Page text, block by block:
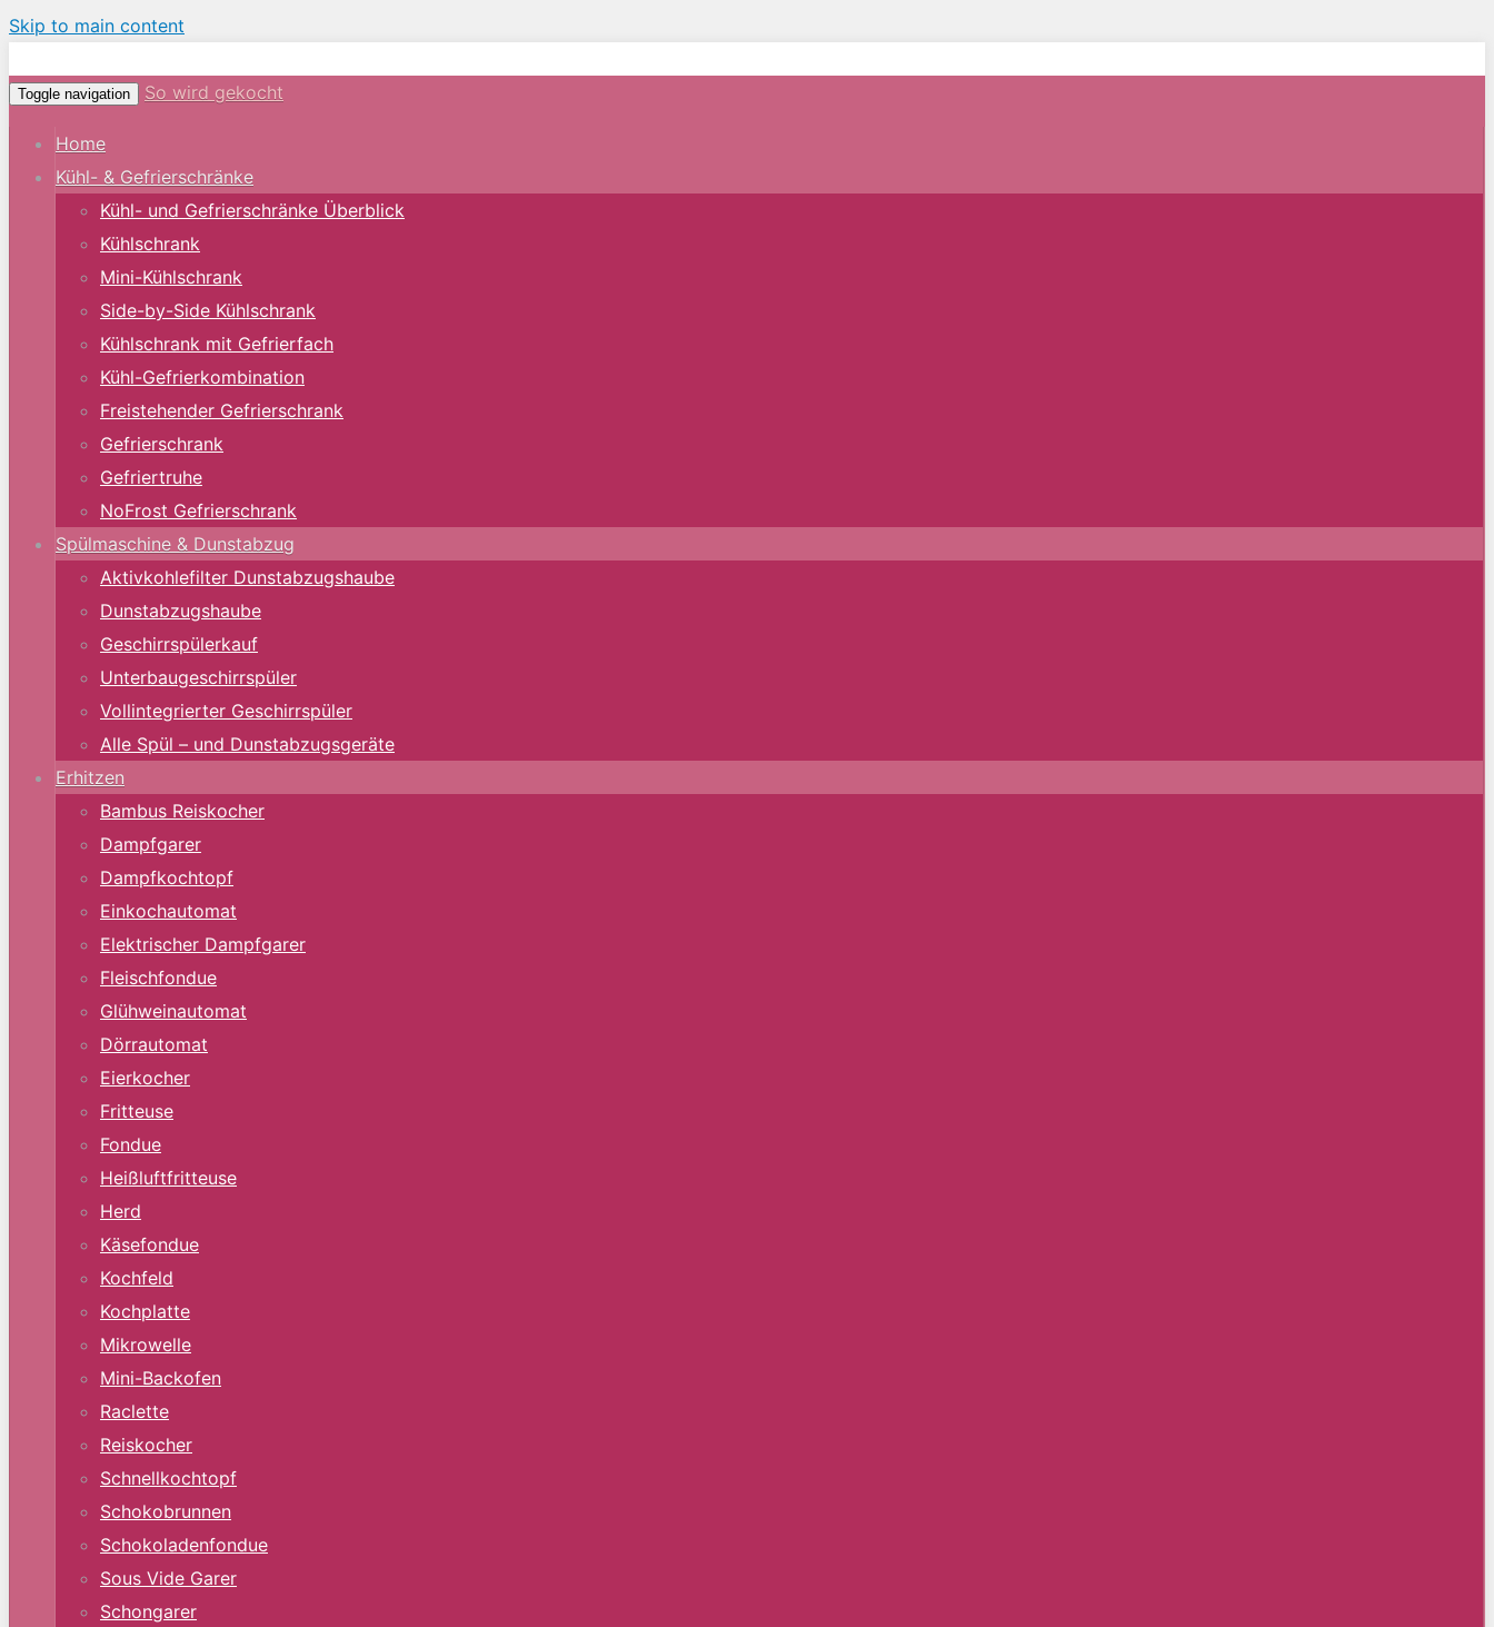
Skip to main content
Toggle navigation So wird gekocht
Home
Kühl- & Gefrierschränke
Kühl- und Gefrierschränke Überblick
Kühlschrank
Mini-Kühlschrank
Side-by-Side Kühlschrank
Kühlschrank mit Gefrierfach
Kühl-Gefrierkombination
Freistehender Gefrierschrank
Gefrierschrank
Gefriertruhe
NoFrost Gefrierschrank
Spülmaschine & Dunstabzug
Aktivkohlefilter Dunstabzugshaube
Dunstabzugshaube
Geschirrspülerkauf
Unterbaugeschirrspüler
Vollintegrierter Geschirrspüler
Alle Spül – und Dunstabzugsgeräte
Erhitzen
Bambus Reiskocher
Dampfgarer
Dampfkochtopf
Einkochautomat
Elektrischer Dampfgarer
Fleischfondue
Glühweinautomat
Dörrautomat
Eierkocher
Fritteuse
Fondue
Heißluftfritteuse
Herd
Käsefondue
Kochfeld
Kochplatte
Mikrowelle
Mini-Backofen
Raclette
Reiskocher
Schnellkochtopf
Schokobrunnen
Schokoladenfondue
Sous Vide Garer
Schongarer